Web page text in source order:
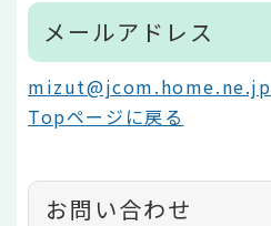
メールアドレス
mizut@jcom.home.ne.jp
Topページに戻る
お問い合わせ